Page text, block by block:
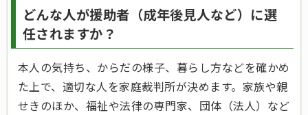
どんな人が援助者（成年後見人など）に選
任されますか？
本人の気持ち、からだの様子、暮らし方などを確かめ
た上で、適切な人を家庭裁判所が決めます。家族や親
せきのほか、福祉や法律の専門家、団体（法人）など